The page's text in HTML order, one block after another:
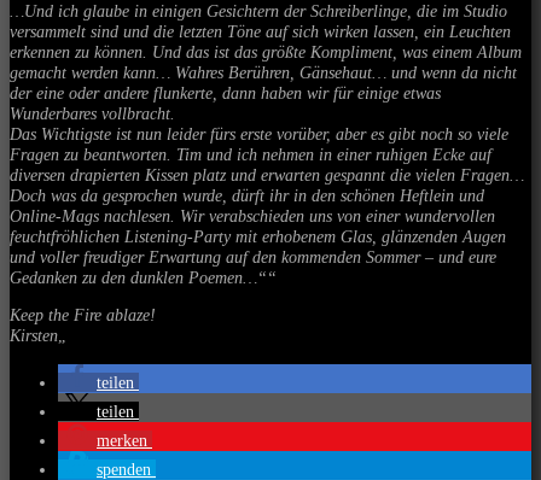
…Und ich glaube in einigen Gesichtern der Schreiberlinge, die im Studio
versammelt sind und die letzten Töne auf sich wirken lassen, ein Leuchten
erkennen zu können. Und das ist das größte Kompliment, was einem Album
gemacht werden kann… Wahres Berühren, Gänsehaut… und wenn da nicht
der eine oder andere flunkerte, dann haben wir für einige etwas
Wunderbares vollbracht.
Das Wichtigste ist nun leider fürs erste vorüber, aber es gibt noch so viele
Fragen zu beantworten. Tim und ich nehmen in einer ruhigen Ecke auf
diversen drapierten Kissen platz und erwarten gespannt die vielen Fragen…
Doch was da gesprochen wurde, dürft ihr in den schönen Heftlein und
Online-Mags nachlesen. Wir verabschieden uns von einer wundervollen
feuchtfröhlichen Listening-Party mit erhobenem Glas, glänzenden Augen
und voller freudiger Erwartung auf den kommenden Sommer – und eure
Gedanken zu den dunklen Poemen…““
Keep the Fire ablaze!
Kirsten„
teilen
teilen
merken
spenden